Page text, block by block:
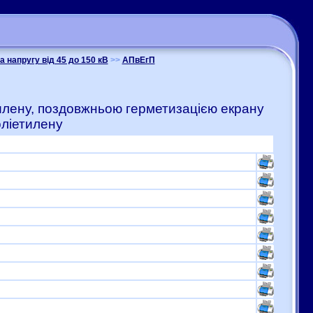
напругу від 45 до 150 кВ >> АПвЕгП
поздовжньою герметизацією екрану